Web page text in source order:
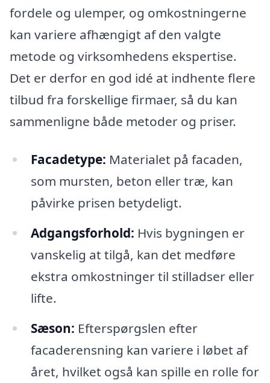
fordele og ulemper, og omkostningerne
kan variere afhængigt af den valgte
metode og virksomhedens ekspertise.
Det er derfor en god idé at indhente flere
tilbud fra forskellige firmaer, så du kan
sammenligne både metoder og priser.
Facadetype: Materialet på facaden,
som mursten, beton eller træ, kan
påvirke prisen betydeligt.
Adgangsforhold: Hvis bygningen er
vanskelig at tilgå, kan det medføre
ekstra omkostninger til stilladser eller
lifte.
Sæson: Efterspørgslen efter
facaderensning kan variere i løbet af
året, hvilket også kan spille en rolle for